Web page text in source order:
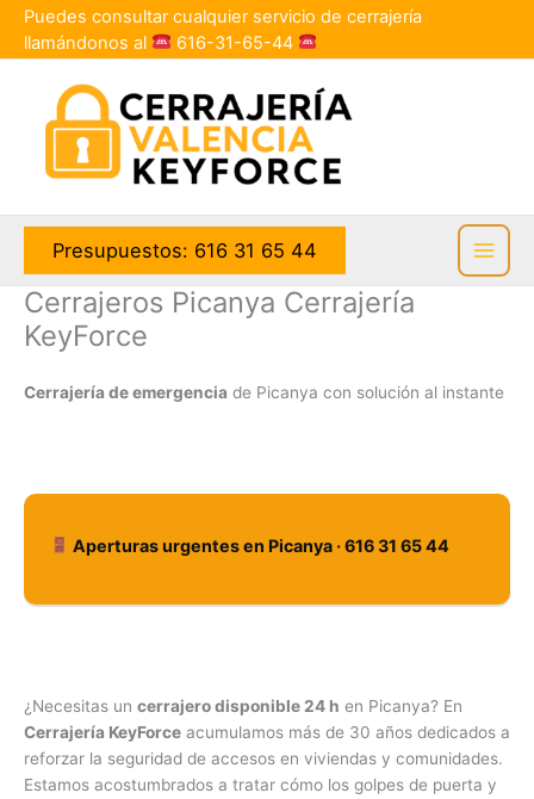
contenido
Puedes consultar cualquier servicio de cerrajería
llamándonos al
616-31-65-44
Presupuestos: 616 31 65 44
Cerrajeros Picanya Cerrajería
KeyForce
Cerrajería de emergencia de Picanya con solución al instante
Aperturas urgentes en Picanya · 616 31 65 44
¿Necesitas un cerrajero disponible 24 h en Picanya? En
Cerrajería KeyForce acumulamos más de 30 años dedicados a
reforzar la seguridad de accesos en viviendas y comunidades.
Estamos acostumbrados a tratar cómo los golpes de puerta y